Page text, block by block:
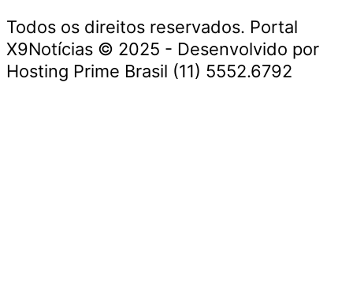
Todos os direitos reservados. Portal
X9Notícias © 2025 - Desenvolvido por
Hosting Prime Brasil (11) 5552.6792